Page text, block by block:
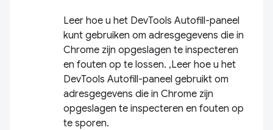
Leer hoe u het DevTools Autofill-paneel
kunt gebruiken om adresgegevens die in
Chrome zijn opgeslagen te inspecteren
en fouten op te lossen. ,Leer hoe u het
DevTools Autofill-paneel gebruikt om
adresgegevens die in Chrome zijn
opgeslagen te inspecteren en fouten op
te sporen.